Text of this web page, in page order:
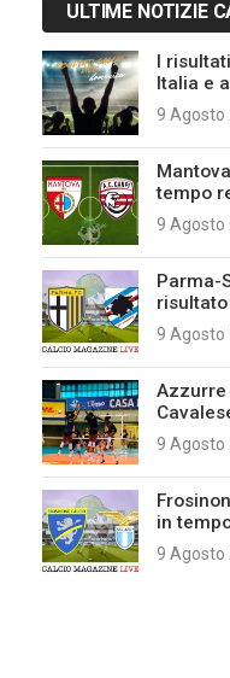
ULTIME NOTIZIE
I
Italia e
9 Agosto
tempo
9 Agosto
Parma-
9 Agosto
Azzurre
9 Agosto
in
9 Agosto